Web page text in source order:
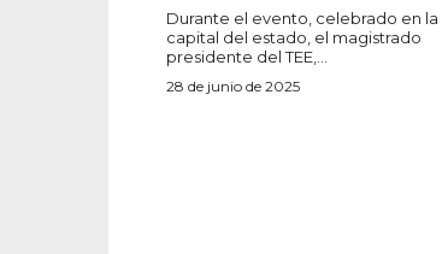
Durante el evento, celebrado en la
capital del estado, el magistrado
presidente del TEE,...
28 de junio de 2025